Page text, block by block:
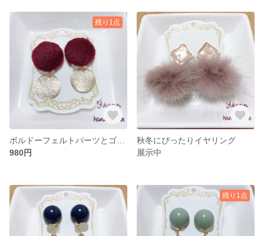
残り1点
980円
秋冬にぴったりイヤリング
展示中
残り1点